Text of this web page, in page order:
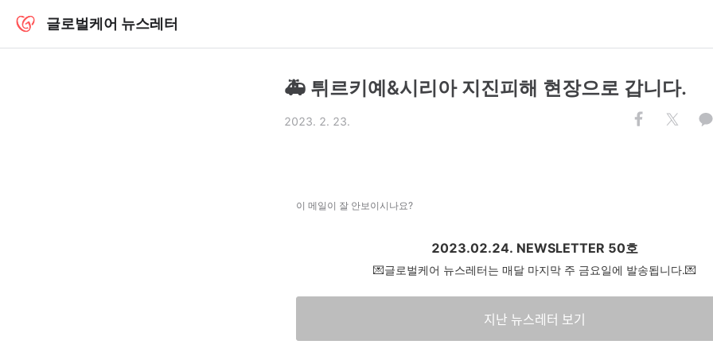
글로벌케어 뉴스레터
🚑 튀르키예&시리아 지진피해 현장으로 갑니다.
2023. 2. 23.
이 메일이 잘 안보이시나요?
2023.02.24. NEWSLETTER 50호
💌글로벌케어 뉴스레터는 매달 마지막 주 금요일에 발송됩니다.💌
지난 뉴스레터 보기